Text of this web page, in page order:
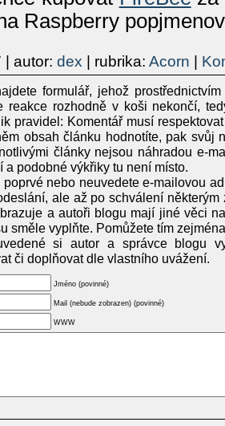
Raspberry
| autor: dex | rubrika: Acorn
formulář, jehož
reakce rozhodně v koši nekončí,
pravidel: Komentář musí
obsah článku hodnotíte, pak svůj
články nejsou náhradou e-
a podobné výkřiky tu není místo.
nebo neuvedete e-mailovou
ale až po schválení
a autoři blogu mají jiné věci
směle vyplňte. Pomůžete tím
si autor a správce blogu
či doplňovat dle vlastního uvážení.
Jméno (povinné)
Mail (nebude zobrazen) (povinné)
WWW